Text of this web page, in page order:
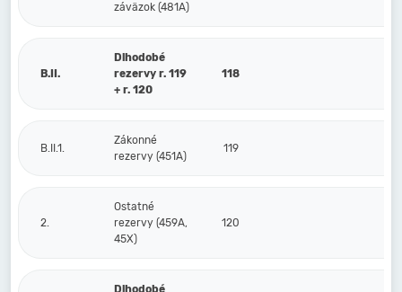
záväzok (481A)
B.II.
Dlhodobé
rezervy r. 119
+ r. 120
118
B.II.1.
Zákonné
rezervy (451A)
119
2.
Ostatné
rezervy (459A,
45X)
120
Dlhodobé